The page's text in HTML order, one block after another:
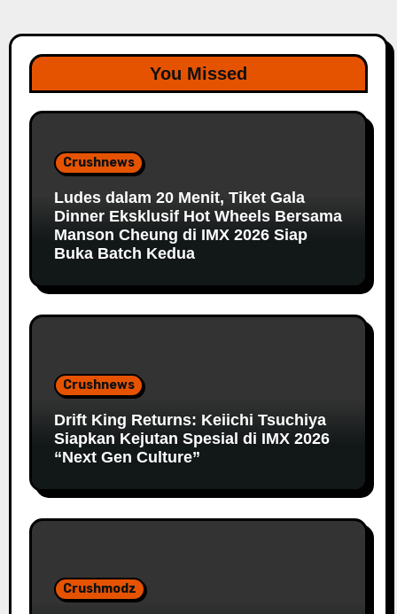
You Missed
Crushnews
Ludes dalam 20 Menit, Tiket Gala
Dinner Eksklusif Hot Wheels Bersama
Manson Cheung di IMX 2026 Siap
Buka Batch Kedua
Crushnews
Drift King Returns: Keiichi Tsuchiya
Siapkan Kejutan Spesial di IMX 2026
“Next Gen Culture”
Crushmodz